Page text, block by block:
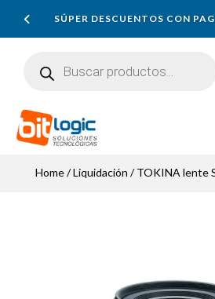
SÚPER DESCUENTOS CON
productos
Home/Liquidación / TOKINA lente